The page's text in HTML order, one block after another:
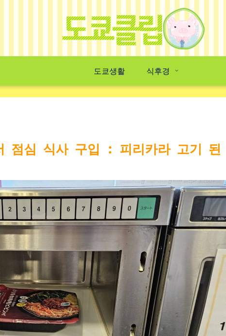
도쿄생활 식후경
점심 식사 구입 : 피리카라 고기 된